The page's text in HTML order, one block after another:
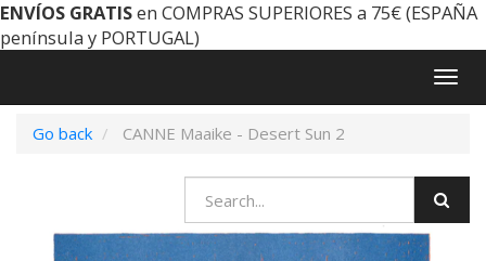
ENVÍOS GRATISen COMPRAS SUPERIORES a 75€ (ESPAÑA
península y PORTUGAL)
Go back
CANNE Maaike - Desert Sun 2